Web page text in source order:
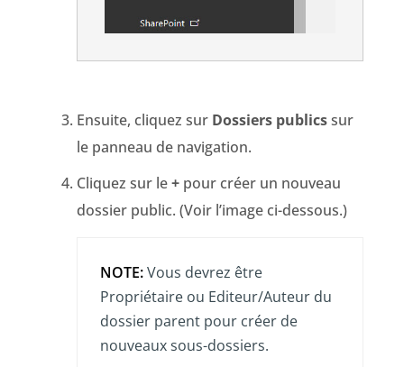
Ensuite, cliquez sur Dossiers publicssur
le panneau de navigation.
Cliquez sur le+pour créer un nouveau
dossier public. (Voir l’image ci-dessous.)
NOTE:Vous devrez être
Propriétaire ou Editeur/Auteur du
dossier parent pour créer de
nouveaux sous-dossiers.